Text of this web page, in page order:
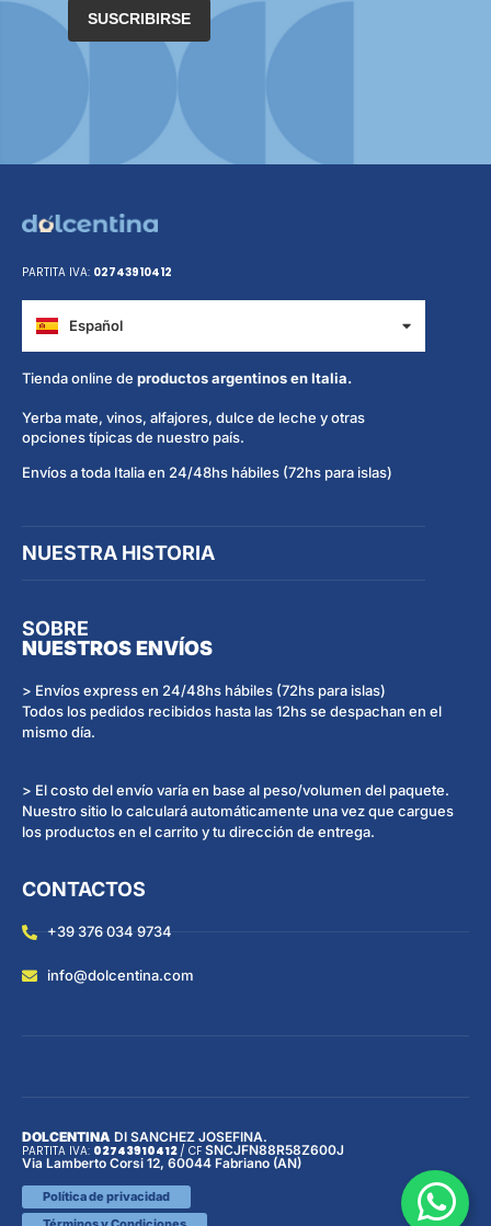
SUSCRIBIRSE
PARTITA IVA: 02743910412
Español
Italiano
Tienda online de productos argentinos en Italia.
Yerba mate, vinos, alfajores, dulce de leche y otras
opciones típicas de nuestro país.
Envíos a toda Italia en 24/48hs hábiles (72hs para islas)
NUESTRA HISTORIA
SOBRE
NUESTROS ENVÍOS
> Envíos express en 24/48hs hábiles (72hs para islas)
Todos los pedidos recibidos hasta las 12hs se despachan en el
mismo día.
> El costo del envío varía en base al peso/volumen del paquete.
Nuestro sitio lo calculará automáticamente una vez que cargues
los productos en el carrito y tu dirección de entrega.
CONTACTOS
+39 376 034 9734
info@dolcentina.com
DOLCENTINA DI SANCHEZ JOSEFINA.
PARTITA IVA: 02743910412/ CF SNCJFN88R58Z600J
Via Lamberto Corsi 12, 60044 Fabriano (AN)
Política de privacidad